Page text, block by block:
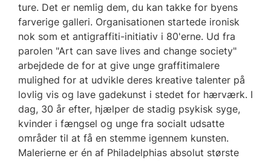
ture. Det er nemlig dem, du kan takke for byens
farverige galleri. Organisationen startede ironisk
nok som et antigraffiti-initiativ i 80'erne. Ud fra
parolen "Art can save lives and change society"
arbejdede de for at give unge graffitimalere
mulighed for at udvikle deres kreative talenter på
lovlig vis og lave gadekunst i stedet for hærværk. I
dag, 30 år efter, hjælper de stadig psykisk syge,
kvinder i fængsel og unge fra socialt udsatte
områder til at få en stemme igennem kunsten.
Malerierne er én af Philadelphias absolut største